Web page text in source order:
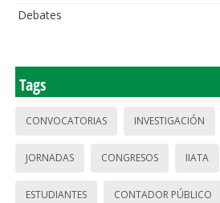
Debates
Tags
CONVOCATORIAS INVESTIGACIÓN
JORNADAS CONGRESOS IIATA
ESTUDIANTES CONTADOR PÚBLICO